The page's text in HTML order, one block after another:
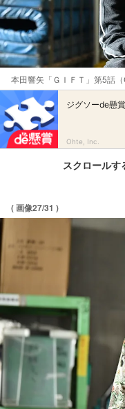
本田響矢「ＧＩＦＴ」第5話
ジグソーde懸賞
Ohte, Inc.
スクロールす
( 画像27/31 )